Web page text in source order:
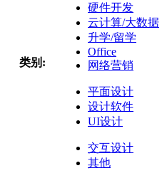
类别:
硬件开发
云计算/大数据
升学/留学
Office
网络营销
平面设计
设计软件
UI设计
交互设计
其他